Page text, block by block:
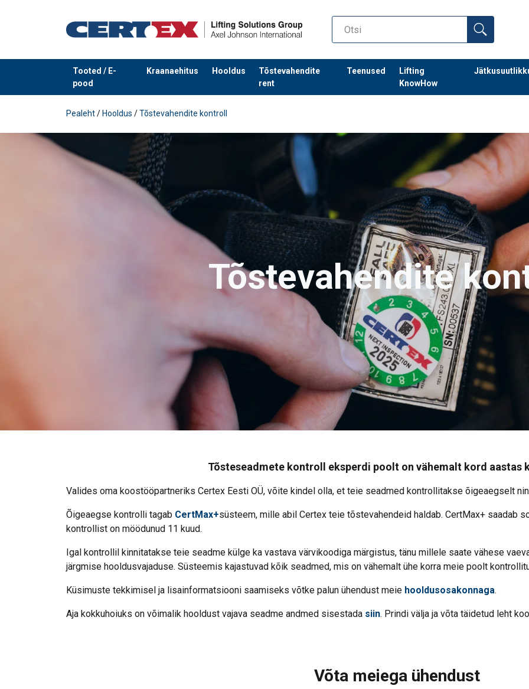
Tooted / E-
pood
Kraanaehitus Hooldus
Tõstevahendite
rent
Teenused
Lifting
KnowHow
Toode on lisatud teie päringule
Pealeht/ Hooldus /Tõstevahendite kontroll
Tõstevahendite
Tõsteseadmete kontroll eksperdi poolt on vähemalt kord aastas
Valides oma koostööpartneriks Certex Eesti OÜ, võite kindel olla, et teie seadmed kontrollitakse õigeaegselt
Õigeaegse kontrolli tagab CertMax+süsteem, mille abil Certex teie tõstevahendeid haldab. CertMax+ saadab
kontrollist on möödunud 11 kuud.
Igal kontrollil kinnitatakse teie seadme külge ka vastava värvikoodiga märgistus, tänu millele saate vähese
järgmise hooldusvajaduse. Süsteemis kajastuvad kõik seadmed, mis on vähemalt ühe korra meie poolt
Küsimuste tekkimisel ja lisainformatsiooni saamiseks võtke palun ühendust meie hooldusosakonnaga.
Aja kokkuhoiuks on võimalik hooldust vajava seadme andmed sisestada siin. Prindi välja ja võta täidetud leht
Võta meiega ühendust